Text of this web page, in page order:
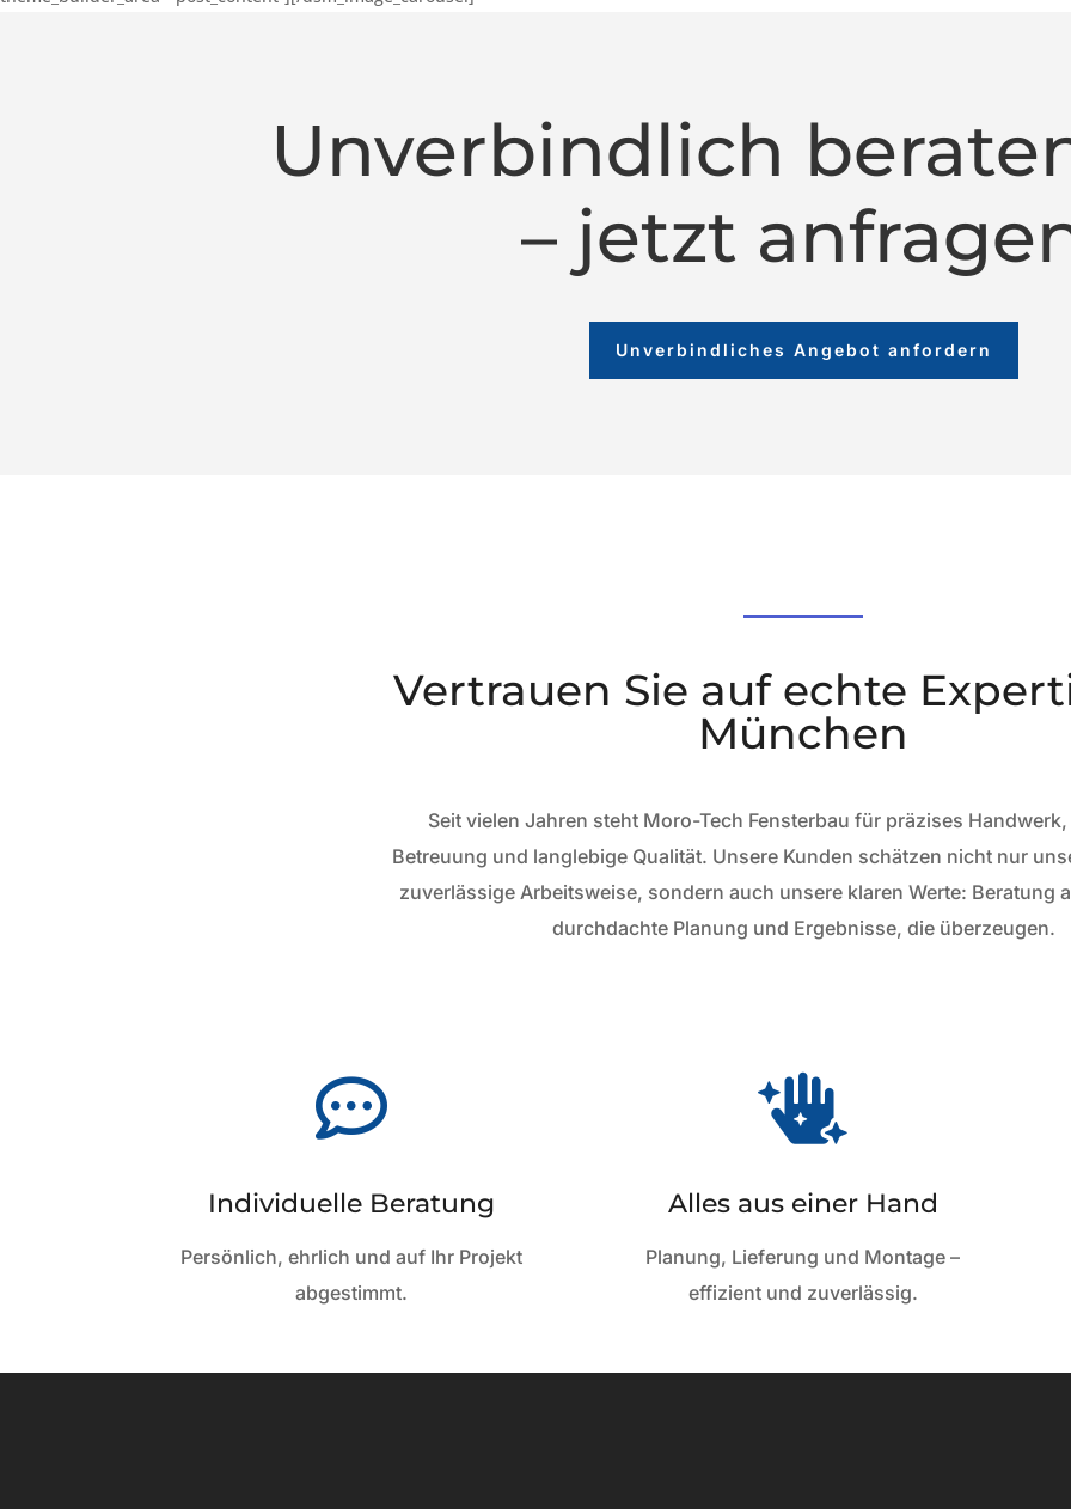
Unverbindlich
– jetzt
Unverbindliches Angebot anfordern
Vertrauen Sie auf echte
München
Seit vielen Jahren steht Moro-Tech Fensterbau für präzises
Betreuung und langlebige Qualität. Unsere Kunden schätzen nicht nur
zuverlässige Arbeitsweise, sondern auch unsere klaren Werte: Beratung
durchdachte Planung und Ergebnisse, die überzeugen.

Individuelle Beratung
Persönlich, ehrlich und auf Ihr Projekt
abgestimmt.

Alles aus einer Hand
Planung, Lieferung und Montage –
effizient und zuverlässig.